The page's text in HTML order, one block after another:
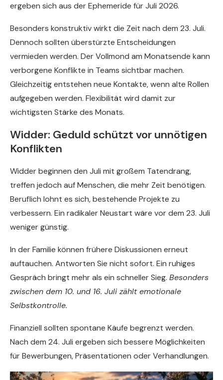
ergeben sich aus der Ephemeride für Juli 2026.
Besonders konstruktiv wirkt die Zeit nach dem 23. Juli.
Dennoch sollten überstürzte Entscheidungen
vermieden werden. Der Vollmond am Monatsende kann
verborgene Konflikte in Teams sichtbar machen.
Gleichzeitig entstehen neue Kontakte, wenn alte Rollen
aufgegeben werden. Flexibilität wird damit zur
wichtigsten Stärke des Monats.
Widder: Geduld schützt vor unnötigen
Konflikten
Widder beginnen den Juli mit großem Tatendrang,
treffen jedoch auf Menschen, die mehr Zeit benötigen.
Beruflich lohnt es sich, bestehende Projekte zu
verbessern. Ein radikaler Neustart wäre vor dem 23. Juli
weniger günstig.
In der Familie können frühere Diskussionen erneut
auftauchen. Antworten Sie nicht sofort. Ein ruhiges
Gespräch bringt mehr als ein schneller Sieg. Besonders
zwischen dem 10. und 16. Juli zählt emotionale
Selbstkontrolle.
Finanziell sollten spontane Käufe begrenzt werden.
Nach dem 24. Juli ergeben sich bessere Möglichkeiten
für Bewerbungen, Präsentationen oder Verhandlungen.